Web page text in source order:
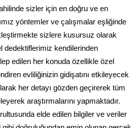
sizler için en doğru ve en
yöntemler ve çalışmalar eşliğinde
sizlere kusursuz olarak
dedektiflerimiz kendilerinden
edilen her konuda özellikle özel
evliliğinizin gidişatını etkileyecek
her detayı gözden geçirerek tüm
araştırmalarını yapmaktadır.
elde edilen bilgiler ve veriler